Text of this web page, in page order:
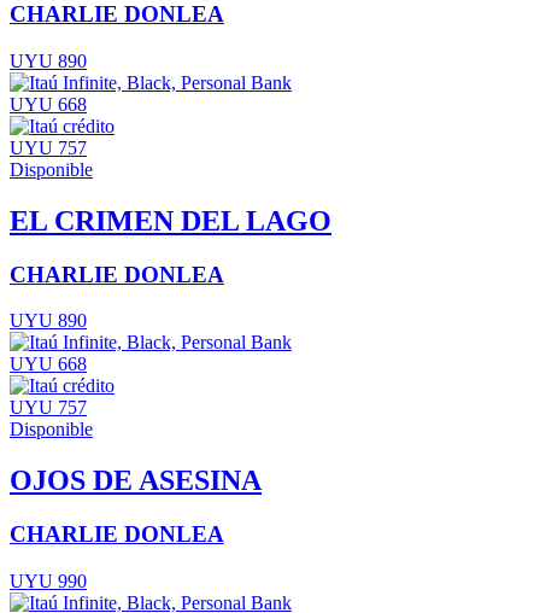
CHARLIE DONLEA
UYU 890
UYU 668
UYU 757
Disponible
EL CRIMEN DEL LAGO
CHARLIE DONLEA
UYU 890
UYU 668
UYU 757
Disponible
OJOS DE ASESINA
CHARLIE DONLEA
UYU 990